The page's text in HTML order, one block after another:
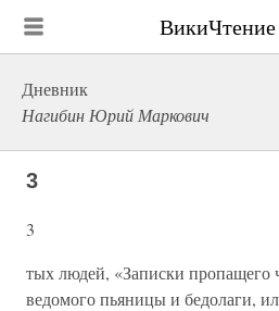
ВикиЧтение
Дневник
Нагибин Юрий Маркович
3
3
тых людей, «Записки пропащего
ведомого пьяницы и бедолаги,